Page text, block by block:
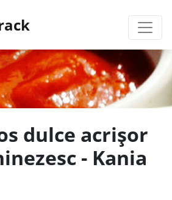
dulce acrișor
- Kania